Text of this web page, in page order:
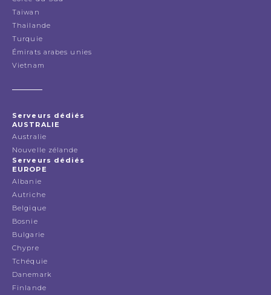
Taiwan
Thailande
Turquie
Émirats arabes unies
Vietnam
Serveurs dédiés
AUSTRALIE
Australie
Nouvelle zélande
Serveurs dédiés
EUROPE
Albanie
Autriche
Belgique
Bosnie
Bulgarie
Chypre
Tchéquie
Danemark
Finlande